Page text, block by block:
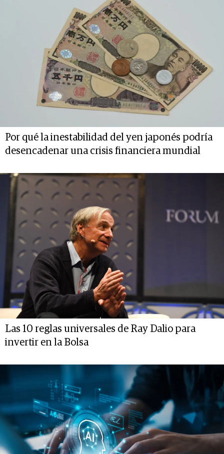
Por qué la inestabilidad del yen japonés podría
desencadenar una crisis financiera mundial
Las 10 reglas universales de Ray Dalio para
invertir en la Bolsa